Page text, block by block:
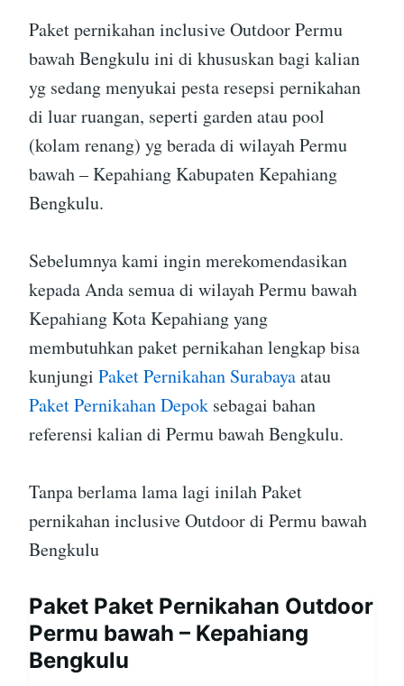
Paket pernikahan inclusive Outdoor Permu
bawah Bengkulu ini di khususkan bagi kalian
yg sedang menyukai pesta resepsi pernikahan
di luar ruangan, seperti garden atau pool
(kolam renang) yg berada di wilayah Permu
bawah – Kepahiang Kabupaten Kepahiang
Bengkulu.
Sebelumnya kami ingin merekomendasikan
kepada Anda semua di wilayah Permu bawah
Kepahiang Kota Kepahiang yang
membutuhkan paket pernikahan lengkap bisa
kunjungi Paket Pernikahan Surabayaatau
Paket Pernikahan Depok sebagai bahan
referensi kalian di Permu bawah Bengkulu.
Tanpa berlama lama lagi inilah Paket
pernikahan inclusive Outdoor di Permu bawah
Bengkulu
Paket Paket Pernikahan Outdoor
Permu bawah – Kepahiang
Bengkulu